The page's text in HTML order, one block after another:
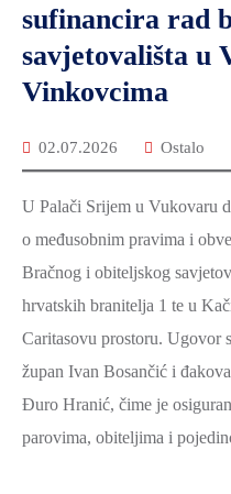
sufinancira rad
savjetovališta u
Vinkovcima
02.07.2026 Ostalo
U Palači Srijem u Vukovaru
o međusobnim pravima i
Bračnog i obiteljskog
hrvatskih branitelja 1 te u
Caritasovu prostoru. Ugovor
župan Ivan Bosančić i
Đuro Hranić, čime je
parovima, obiteljima i